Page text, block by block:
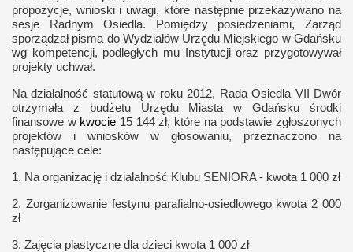
propozycje, wnioski i uwagi, które następnie przekazywano na
sesje Radnym Osiedla. Pomiędzy posiedzeniami, Zarząd
sporządzał pisma do Wydziałów Urzędu Miejskiego w Gdańsku
wg kompetencji, podległych mu Instytucji oraz przygotowywał
projekty uchwał.
Na działalność statutową w roku 2012, Rada Osiedla VII Dwór
otrzymała z budżetu Urzędu Miasta w Gdańsku środki
finansowe w kwocie 15 144 zł, które na podstawie zgłoszonych
projektów i wniosków w głosowaniu, przeznaczono na
następujące cele:
1. Na organizację i działalność Klubu SENIORA - kwota 1 000 zł
2. Zorganizowanie festynu parafialno-osiedlowego kwota 2 000
zł
3. Zajęcia plastyczne dla dzieci kwota 1 000 zł